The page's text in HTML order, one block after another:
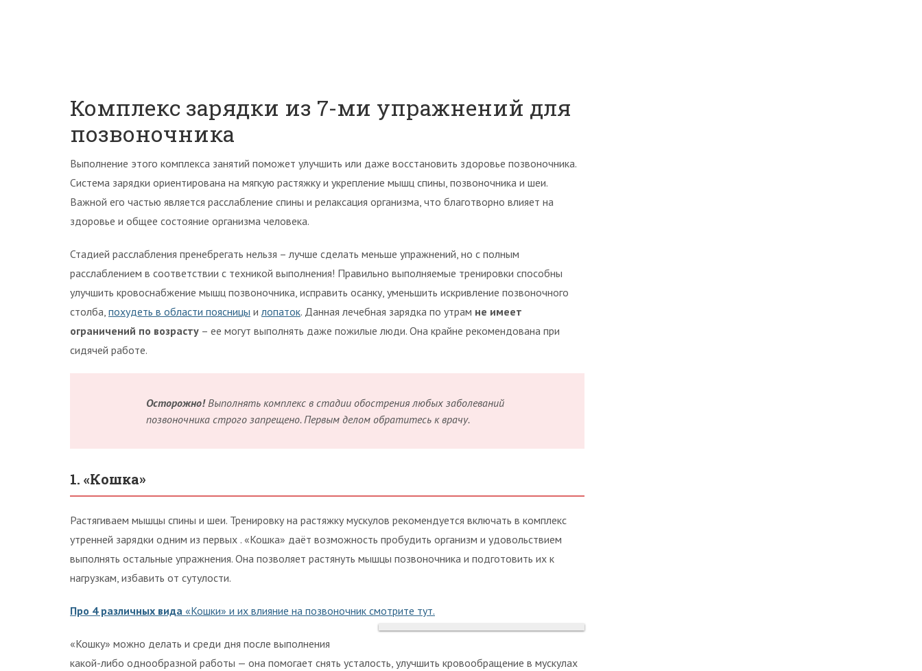
Комплекс зарядки из 7-ми упражнений для
позвоночника
Выполнение этого комплекса занятий поможет улучшить или даже восстановить здоровье позвоночника.
Система зарядки ориентирована на мягкую растяжку и укрепление мышц спины, позвоночника и шеи.
Важной его частью является расслабление спины и релаксация организма, что благотворно влияет на
здоровье и общее состояние организма человека.
Стадией расслабления пренебрегать нельзя – лучше сделать меньше упражнений, но с полным
расслаблением в соответствии с техникой выполнения! Правильно выполняемые тренировки способны
улучшить кровоснабжение мышц позвоночника, исправить осанку, уменьшить искривление позвоночного
столба, похудеть в области поясницы илопаток. Данная лечебная зарядка по утрам не имеет
ограничений по возрасту – ее могут выполнять даже пожилые люди. Она крайне рекомендована при
сидячей работе.
Осторожно!Выполнять комплекс в стадии обострения любых заболеваний
позвоночника строго запрещено. Первым делом обратитесь к врачу.
1. «Кошка»
Растягиваем мышцы спины и шеи. Тренировку на растяжку мускулов рекомендуется включать в комплекс
утренней зарядки одним из первых . «Кошка» даёт возможность пробудить организм и удовольствием
выполнять остальные упражнения. Она позволяет растянуть мышцы позвоночника и подготовить их к
нагрузкам, избавить от сутулости.
Про 4 различных вида «Кошки» и их влияние на позвоночник смотрите тут.
«Кошку» можно делать и среди дня после выполнения
какой-либо однообразной работы — она помогает снять усталость, улучшить кровообращение в мускулах